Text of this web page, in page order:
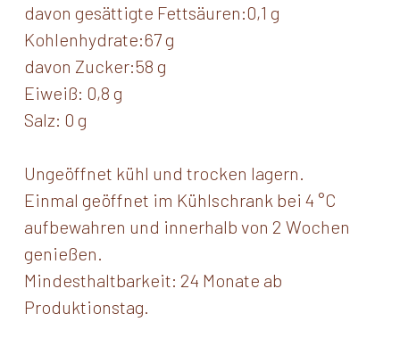
davon gesättigte Fettsäuren:0,1 g
Kohlenhydrate:67 g
davon Zucker:58 g
Eiweiß: 0,8 g
Salz: 0 g
Ungeöffnet kühl und trocken lagern.
Einmal geöffnet im Kühlschrank bei 4 °C
aufbewahren und innerhalb von 2 Wochen
genießen.
Mindesthaltbarkeit: 24 Monate ab
Produktionstag.